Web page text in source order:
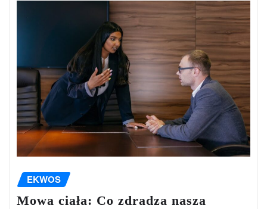
EKWOS
Mowa ciała: Co zdradza nasza